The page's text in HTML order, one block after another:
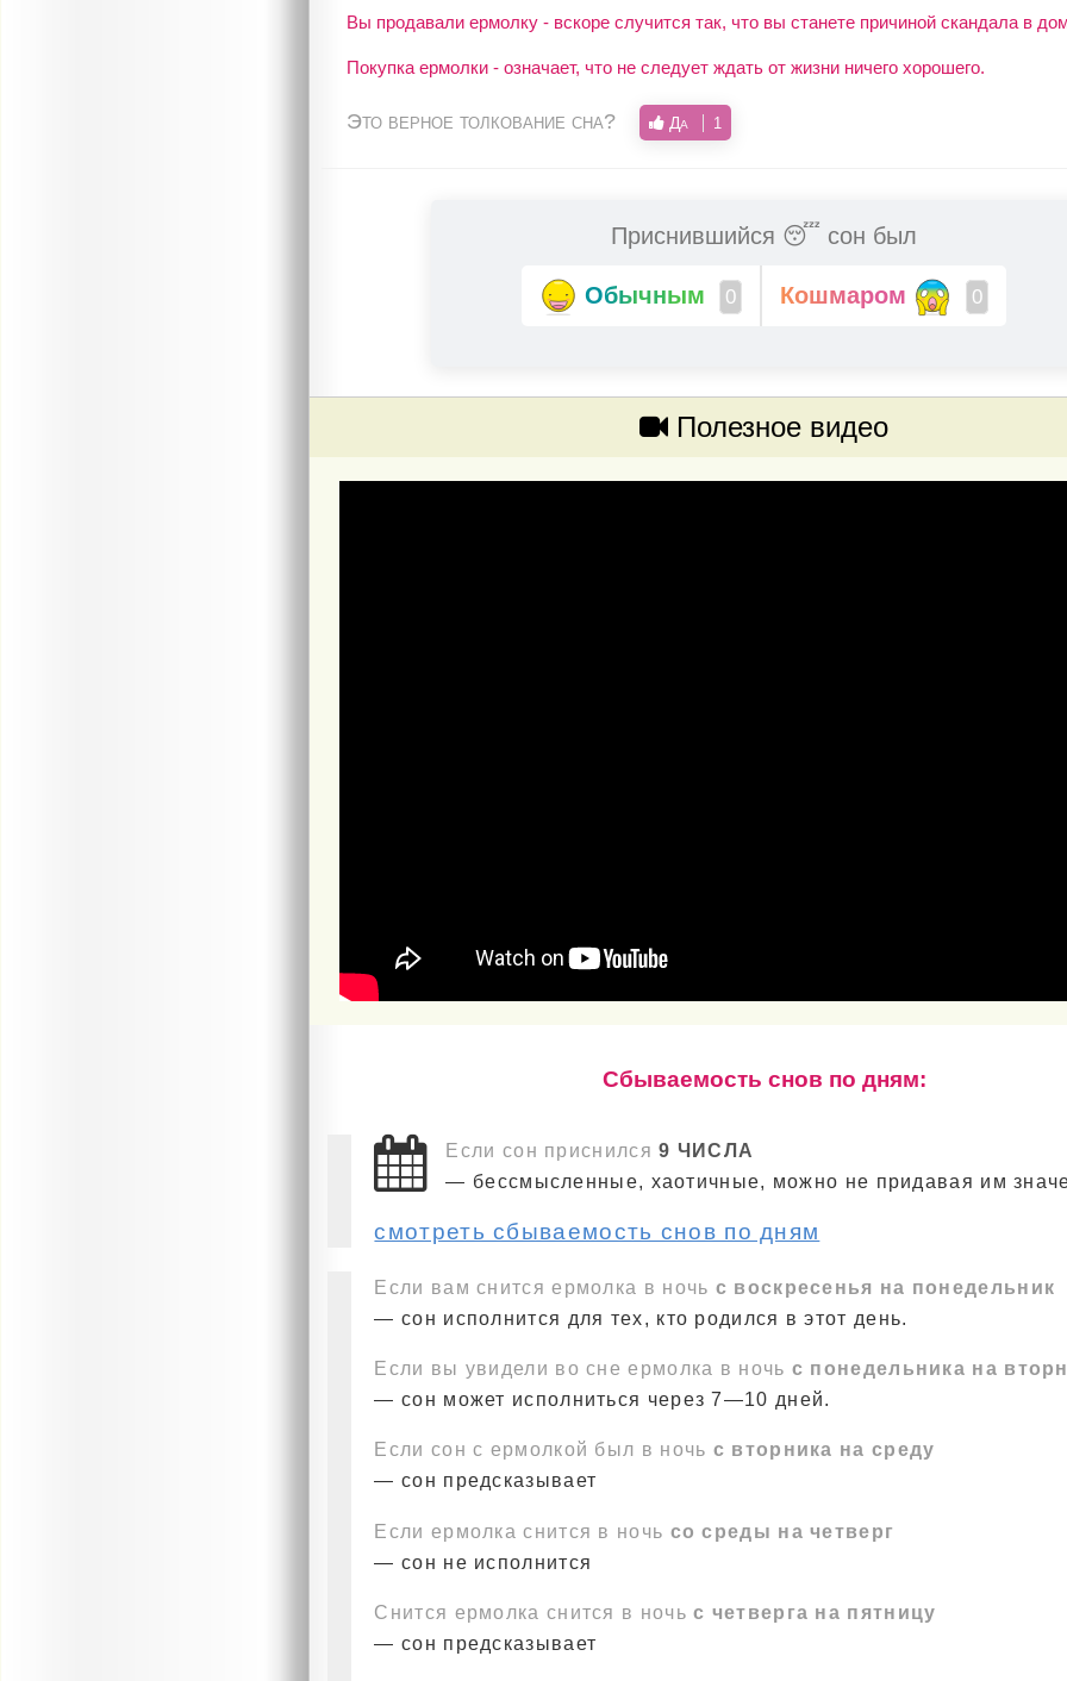
Вы продавали ермолку - вскоре случится так, что вы станете причиной скандала в
Покупка ермолки - означает, что не следует ждать от жизни ничего хорошего.
Это верное толкование сна? Да 1
Приснившийся 😴 сон был
Обычным 0 Кошмаром 0
Полезное видео
Cбываемость снов по дням:
Если сон приснился 9 ЧИСЛА
— бессмысленные, хаотичные, можно не придавая им
смотреть сбываемость снов по дням
Если вам снится ермолка в ночь с воскресенья на понедельник
— сон исполнится для тех, кто родился в этот день.
Если вы увидели во сне ермолка в ночь с понедельника на
— сон может исполниться через 7—10 дней.
Если сон с ермолкой был в ночь с вторника на среду
— сон предсказывает
Если ермолка снится в ночь со среды на четверг
— сон не исполнится
Снится ермолка снится в ночьс четверга на пятницу
— сон предсказывает